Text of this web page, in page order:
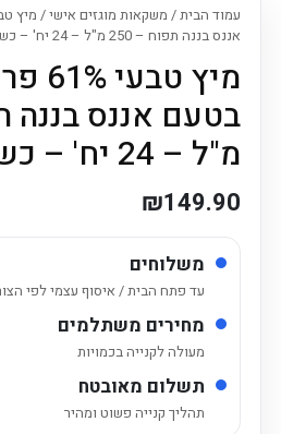
עמוד הבית/ משקאות מוגזים אישי
אננס בננה תפוח – 250 מ"ל – 24 יח' – כשר
מיץ
מ"ל – 24 יח' – כשר
₪149.90
משלוחים
עד פתח הבית / איסוף עצמי לפי
מחירים משתלמים
מעולה לקנייה בכמויות
תשלום מאובטח
תהליך קנייה פשוט ומהיר